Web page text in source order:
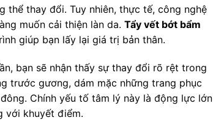
thể thay đổi. Tuy nhiên, thực tế, công nghệ
muốn cải thiện làn da. Tẩy vết bớt bẩm
giúp bạn lấy lại giá trị bản thân.
bạn sẽ nhận thấy sự thay đổi rõ rệt trong
trước gương, dám mặc những trang phục
Chính yếu tố tâm lý này là động lực lớn
với khuyết điểm.